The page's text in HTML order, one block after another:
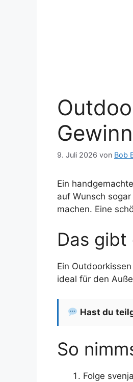
9. Juli 2026 von Bob
Ein
auf Wunsch
machen. Eine
Das gibt
Ein
ideal für den
Hast du
So
Folge